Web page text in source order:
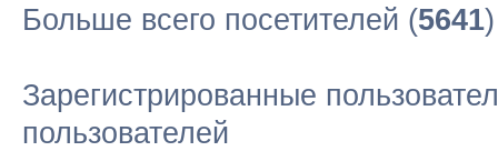
Больше всего посетителей (5641
Зарегистрированные
пользователей